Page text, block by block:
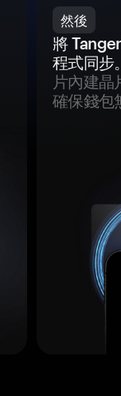
然後
將
程式同步
片內建晶
確保錢包